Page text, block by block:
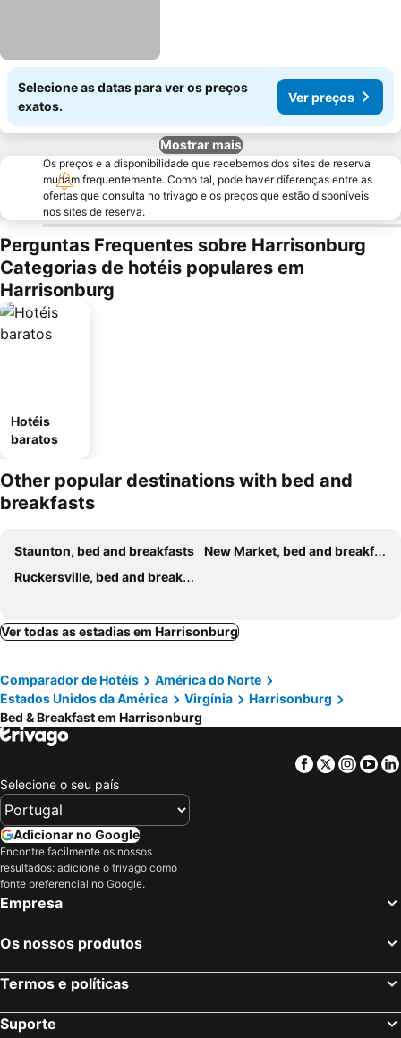
Selecione as datas para ver os preços
exatos.
Ver preços
Mostrar mais
Os preços e a disponibilidade que recebemos dos sites de reserva
mudam frequentemente. Como tal, pode haver diferenças entre as
ofertas que consulta no trivago e os preços que estão disponíveis
nos sites de reserva.
Perguntas Frequentes sobre Harrisonburg
Categorias de hotéis populares em
Harrisonburg
Hotéis
baratos
Other popular destinations with bed and
breakfasts
Staunton, bed and breakfasts
New Market, bed and breakfasts
Ruckersville, bed and breakfasts
Ver todas as estadias em Harrisonburg
Comparador de Hotéis
América do Norte
Estados Unidos da América
Virgínia
Harrisonburg
Bed & Breakfast em Harrisonburg
Facebook
Twitter
Selecione o seu país
Adicionar no Google
Encontre facilmente os nossos
resultados: adicione o trivago como
fonte preferencial no Google.
Empresa
Os nossos produtos
Termos e políticas
Suporte